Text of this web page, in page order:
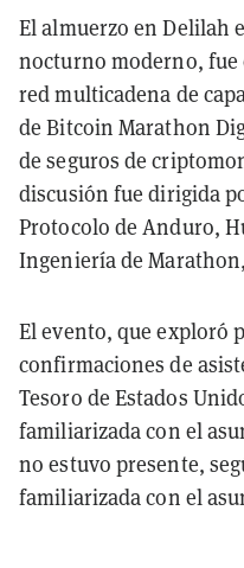
El almuerzo en Delilah
nocturno moderno,
red multicadena de
de Bitcoin Marathon
de seguros de
discusión fue dirigida
Protocolo de Anduro,
Ingeniería de
El evento, que exploró
confirmaciones de
Tesoro de Estados
familiarizada con el
no estuvo presente,
familiarizada con el